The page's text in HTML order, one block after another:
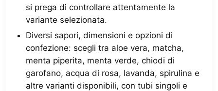
si prega di controllare attentamente la
variante selezionata.
Diversi sapori, dimensioni e opzioni di
confezione: scegli tra aloe vera, matcha,
menta piperita, menta verde, chiodi di
garofano, acqua di rosa, lavanda, spirulina e
altre varianti disponibili, con tubi singoli e